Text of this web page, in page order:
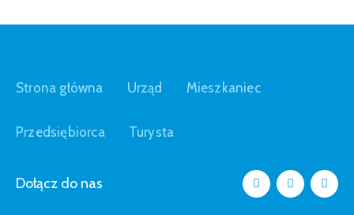
Strona główna Urząd Mieszkaniec
Przedsiębiorca Turysta
Dołącz do nas